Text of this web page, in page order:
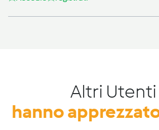
Altri Utenti
hanno